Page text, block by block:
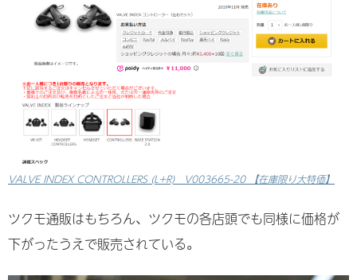
VALVE INDEX CONTROLLERS (L+R) V003665-20 【在庫限り大特価】
ツクモ通販はもちろん、ツクモの各店頭でも同様に価格が
下がったうえで販売されている。